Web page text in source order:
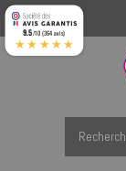
9.5/10 (364 avis)
★★★★★